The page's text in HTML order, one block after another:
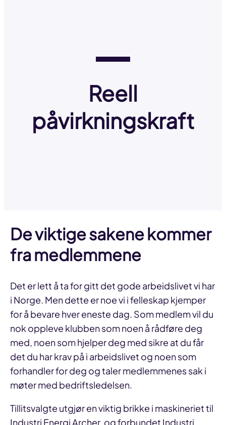
Reell
påvirkningskraft
De viktige sakene kommer
fra medlemmene
Det er lett å ta for gitt det gode arbeidslivet vi har
i Norge. Men dette er noe vi i felleskap kjemper
for å bevare hver eneste dag. Som medlem vil du
nok oppleve klubben som noen å rådføre deg
med, noen som hjelper deg med sikre at du får
det du har krav på i arbeidslivet og noen som
forhandler for deg og taler medlemmenes sak i
møter med bedriftsledelsen.
Tillitsvalgte utgjør en viktig brikke i maskineriet til
Industri Energi Archer, og forbundet Industri